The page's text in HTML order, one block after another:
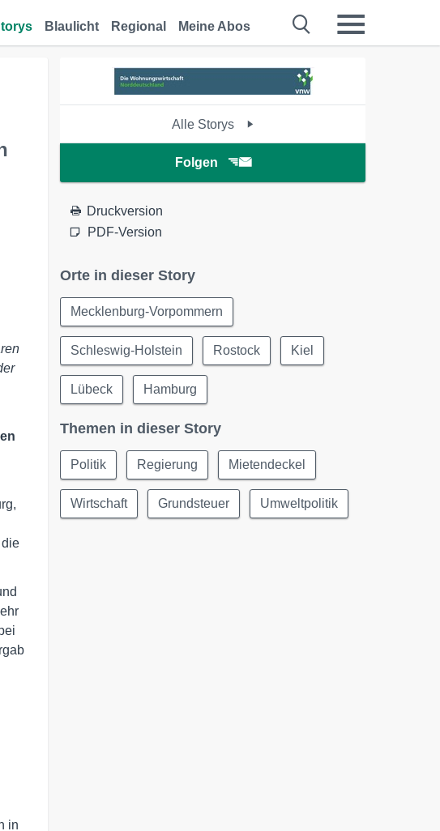
Blaulicht Regional Meine Abos
die
in
Alle Storys
Folgen
Druckversion
PDF-Version
Orte in dieser Story
Mecklenburg-Vorpommern
Schleswig-Holstein Rostock Kiel
Lübeck Hamburg
Themen in dieser Story
Politik Regierung Mietendeckel
Wirtschaft Grundsteuer Umweltpolitik